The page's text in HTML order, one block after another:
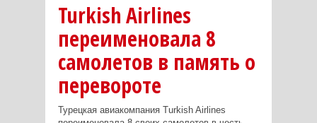
Turkish Airlines
переименовала 8
самолетов в память о
перевороте
Турецкая авиакомпания Turkish Airlines